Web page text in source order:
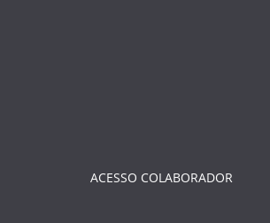
ACESSO COLABORADOR